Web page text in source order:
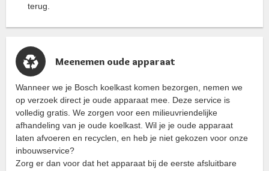
terug.
Meenemen oude apparaat
Wanneer we je Bosch koelkast komen bezorgen, nemen we
op verzoek direct je oude apparaat mee. Deze service is
volledig gratis. We zorgen voor een milieuvriendelijke
afhandeling van je oude koelkast. Wil je je oude apparaat
laten afvoeren en recyclen, en heb je niet gekozen voor onze
inbouwservice?
Zorg er dan voor dat het apparaat bij de eerste afsluitbare